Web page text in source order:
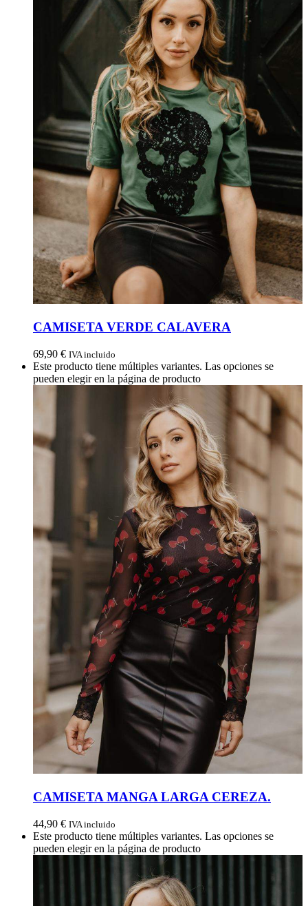
CAMISETA VERDE CALAVERA
69,90 € IVA incluido
Este producto tiene múltiples variantes. Las opciones se
pueden elegir en la página de producto
CAMISETA MANGA LARGA CEREZA.
44,90 € IVA incluido
Este producto tiene múltiples variantes. Las opciones se
pueden elegir en la página de producto